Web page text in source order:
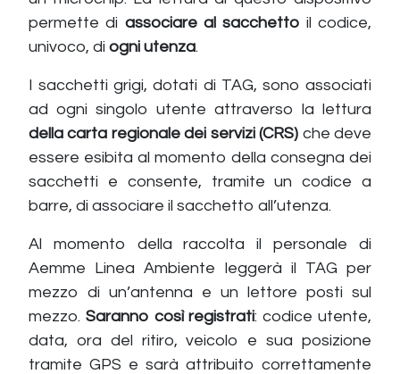
permette di associare al sacchetto il codice,
univoco, di ogni utenza.
I sacchetti grigi, dotati di TAG, sono associati
ad ogni singolo utente attraverso la lettura
della carta regionale dei servizi (CRS) che deve
essere esibita al momento della consegna dei
sacchetti e consente, tramite un codice a
barre, di associare il sacchetto all’utenza.
Al momento della raccolta il personale di
Aemme Linea Ambiente leggerà il TAG per
mezzo di un’antenna e un lettore posti sul
mezzo. Saranno così registrati: codice utente,
data, ora del ritiro, veicolo e sua posizione
tramite GPS e sarà attribuito correttamente